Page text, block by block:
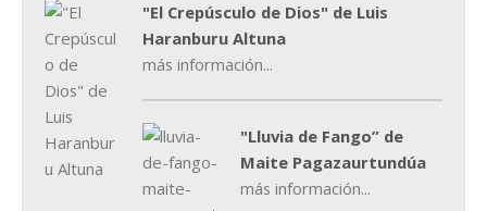
"El Crepúsculo de Dios" de Luis
Haranburu Altuna
más información...
"Lluvia de Fango” de
Maite Pagazaurtundúa
más información...